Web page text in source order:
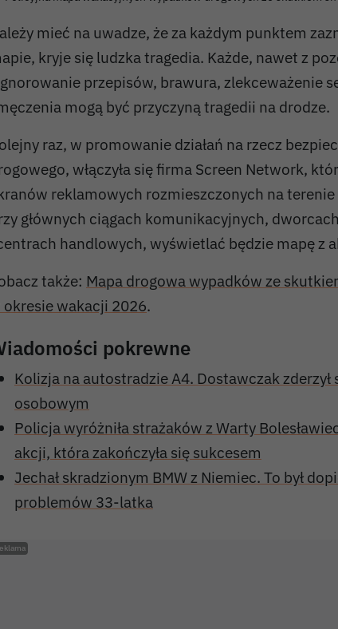
mieć na uwadze, że za każdym punktem
kryje się ludzka tragedia. Każde, nawet z
przepisów, brawura, zlekceważenie
mogą być przyczyną tragedii na drodze.
raz, w promowanie działań na rzecz
włączyła się firma Screen Network,
reklamowych rozmieszczonych na terenie
głównych ciągach komunikacyjnych,
handlowych, wyświetlać będzie mapę z
także: Mapa drogowa wypadków ze
okresie wakacji 2026.
pokrewne
Kolizja na autostradzie A4. Dostawczak zderzył
osobowym
Policja wyróżniła strażaków z Warty
akcji, która zakończyła się sukcesem
Jechał skradzionym BMW z Niemiec. To był
problemów 33-latka